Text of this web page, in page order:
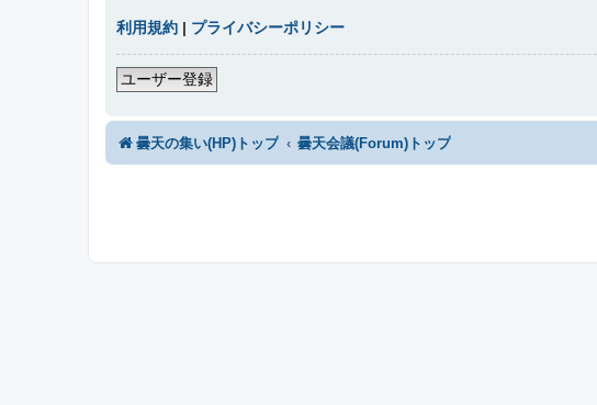
利用規約 | プライバシーポリシー
ユーザー登録
曇天の集い(HP)トップ 曇天会議(Forum)トップ